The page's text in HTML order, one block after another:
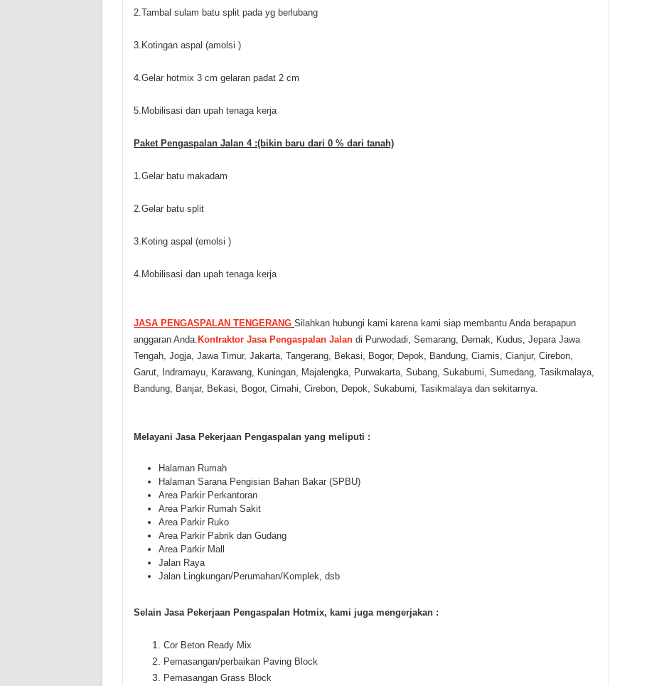
2.Tambal sulam batu split pada yg berlubang
3.Kotingan aspal (amolsi )
4.Gelar hotmix 3 cm gelaran padat 2 cm
5.Mobilisasi dan upah tenaga kerja
Paket Pengaspalan Jalan 4 :(bikin baru dari 0 % dari tanah)
1.Gelar batu makadam
2.Gelar batu split
3.Koting aspal (emolsi )
4.Mobilisasi dan upah tenaga kerja
JASA PENGASPALAN TENGERANG Silahkan hubungi kami karena kami siap membantu Anda berapapun
anggaran Anda. Kontraktor Jasa Pengaspalan Jalan di Purwodadi, Semarang, Demak, Kudus, Jepara Jawa
Tengah, Jogja, Jawa Timur, Jakarta, Tangerang, Bekasi, Bogor, Depok, Bandung, Ciamis, Cianjur, Cirebon,
Garut, Indramayu, Karawang, Kuningan, Majalengka, Purwakarta, Subang, Sukabumi, Sumedang, Tasikmalaya,
Bandung, Banjar, Bekasi, Bogor, Cimahi, Cirebon, Depok, Sukabumi, Tasikmalaya dan sekitarnya.
Melayani Jasa Pekerjaan Pengaspalan yang meliputi :
Halaman Rumah
Halaman Sarana Pengisian Bahan Bakar (SPBU)
Area Parkir Perkantoran
Area Parkir Rumah Sakit
Area Parkir Ruko
Area Parkir Pabrik dan Gudang
Area Parkir Mall
Jalan Raya
Jalan Lingkungan/Perumahan/Komplek, dsb
Selain Jasa Pekerjaan Pengaspalan Hotmix, kami juga mengerjakan :
Cor Beton Ready Mix
Pemasangan/perbaikan Paving Block
Pemasangan Grass Block